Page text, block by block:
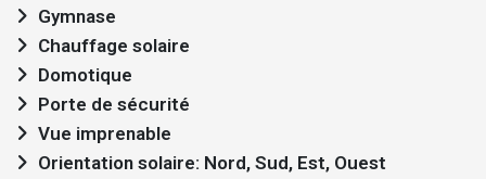
Gymnase
Chauffage solaire
Domotique
Porte de sécurité
Vue imprenable
Orientation solaire: Nord, Sud, Est, Ouest